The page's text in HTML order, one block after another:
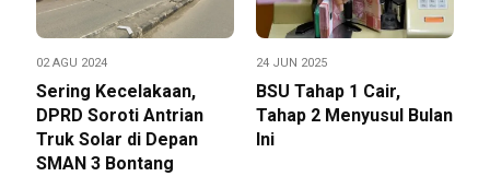
02 AGU 2024
Sering Kecelakaan,
DPRD Soroti Antrian
Truk Solar di Depan
SMAN 3 Bontang
24 JUN 2025
BSU Tahap 1 Cair,
Tahap 2 Menyusul Bulan
Ini